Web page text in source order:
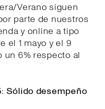
Verano siguen
parte de nuestros
y online a tipo
el 1 mayo y el 9
un 6% respecto al
Sólido desempeño